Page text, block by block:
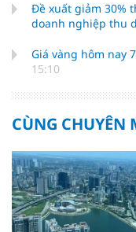
Đề xuất giảm 30%
doanh nghiệp thu
Giá vàng hôm nay
15:10
CÙNG CHUYÊN